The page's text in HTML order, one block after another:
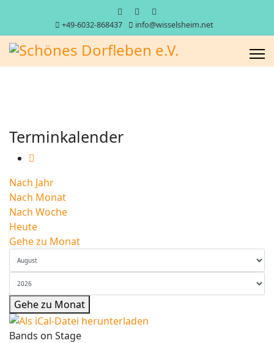
+49-6032-868437 info@wisselsheim.net
Terminkalender
Nach Jahr
Nach Monat
Nach Woche
Heute
Gehe zu Monat
Gehe zu Monat
Bands on Stage